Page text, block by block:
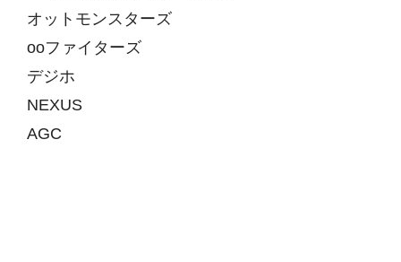
オットモンスターズ
ooファイターズ
デジホ
NEXUS
AGC